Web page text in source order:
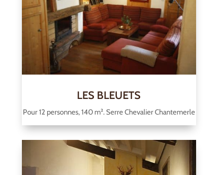
LES BLEUETS
Pour 12 personnes, 140 m². Serre Chevalier Chantemerle